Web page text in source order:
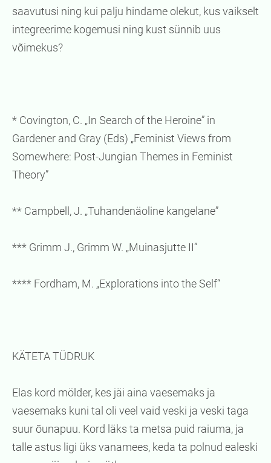
saavutusi ning kui palju hindame olekut, kus vaikselt
integreerime kogemusi ning kust sünnib uus
võimekus?
* Covington, C. „In Search of the Heroine” in
Gardener and Gray (Eds) „Feminist Views from
Somewhere: Post-Jungian Themes in Feminist
Theory”
** Campbell, J. „Tuhandenäoline kangelane”
*** Grimm J., Grimm W. „Muinasjutte II”
**** Fordham, M. „Explorations into the Self“
KÄTETA TÜDRUK
Elas kord mölder, kes jäi aina vaesemaks ja
vaesemaks kuni tal oli veel vaid veski ja veski taga
suur õunapuu. Kord läks ta metsa puid raiuma, ja
talle astus ligi üks vanamees, keda ta polnud ealeski